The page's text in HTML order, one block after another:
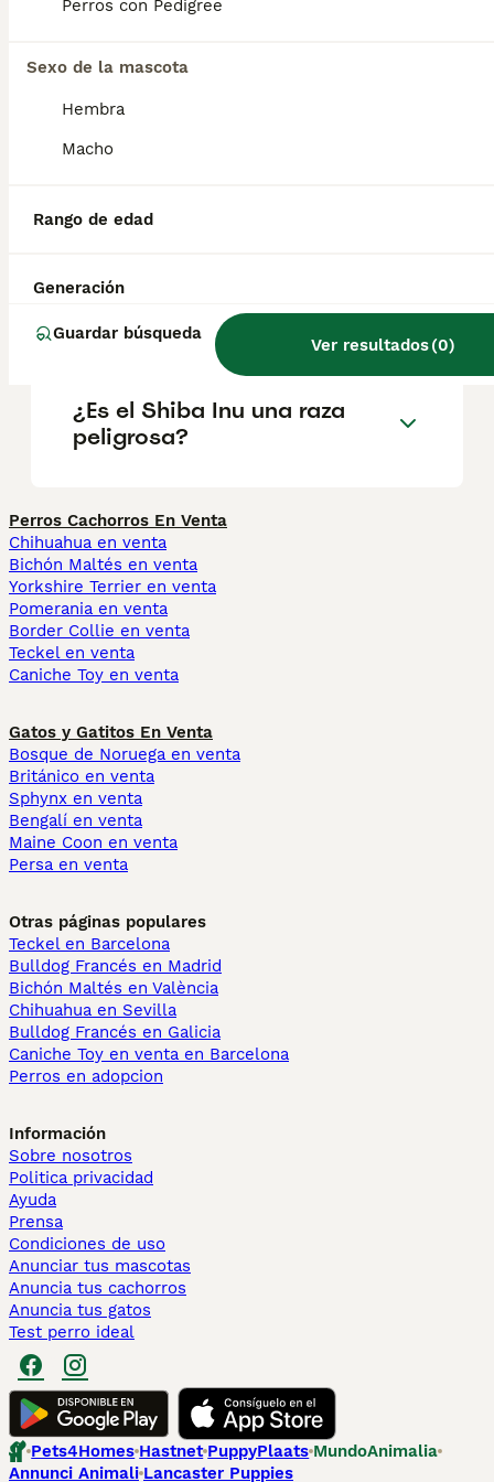
Perros con Pedigree
Sexo de la mascota
Hembra
Macho
Rango de edad
Generación
Guardar búsqueda
Ver resultados(0)
¿Cuántos cachorros suele
¿Es el Shiba Inu cariñoso?
¿Cuánto tiempo vive un
Shiba Inu?
¿Es el Shiba Inu una raza
peligrosa?
Perros Cachorros En Venta
Chihuahua en venta
Bichón Maltés en venta
Yorkshire Terrier en venta
Pomerania en venta
Border Collie en venta
Teckel en venta
Caniche Toy en venta
Gatos y Gatitos En Venta
Bosque de Noruega en venta
Británico en venta
Sphynx en venta
Bengalí en venta
Maine Coon en venta
Persa en venta
Otras páginas populares
Teckel en Barcelona
Bulldog Francés en Madrid
Bichón Maltés en València
Chihuahua en Sevilla
Bulldog Francés en Galicia
Caniche Toy en venta en Barcelona
Perros en adopcion
Información
Sobre nosotros
Politica privacidad
Ayuda
Prensa
Condiciones de uso
Anunciar tus mascotas
Anuncia tus cachorros
Anuncia tus gatos
Test perro ideal
Pets4Homes Hastnet PuppyPlaats MundoAnimalia
Annunci Animali Lancaster Puppies